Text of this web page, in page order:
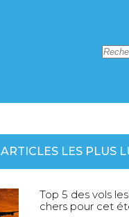
ARTICLES LES PLUS
Top 5 des vols
chers pour cet